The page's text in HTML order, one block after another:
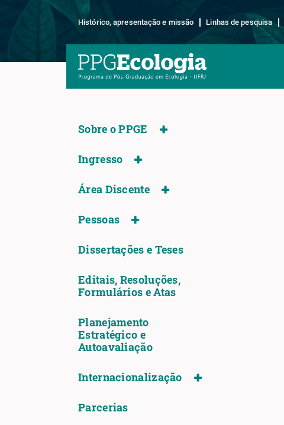
Histórico, apresentação e missão Linhas de pesquisa
Sobre o PPGE
Ingresso
Área Discente
Pessoas
Dissertações e Teses
Editais, Resoluções,
Formulários e Atas
Planejamento
Estratégico e
Autoavaliação
Internacionalização
Parcerias